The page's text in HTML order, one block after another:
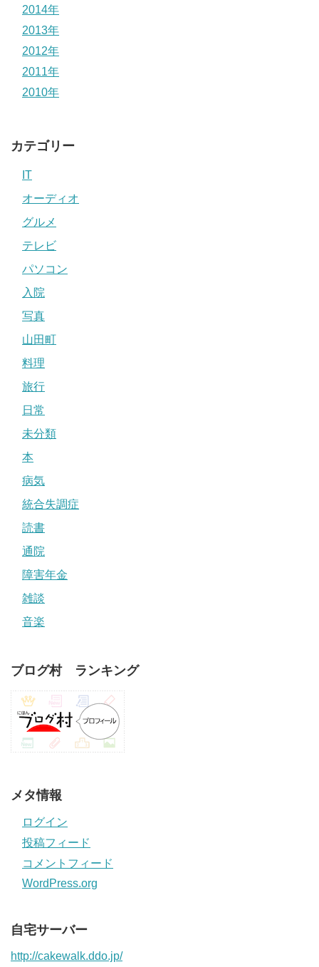
2014年
2013年
2012年
2011年
2010年
カテゴリー
IT
オーディオ
グルメ
テレビ
パソコン
入院
写真
山田町
料理
旅行
日常
未分類
本
病気
統合失調症
読書
通院
障害年金
雑談
音楽
ブログ村 ランキング
メタ情報
ログイン
投稿フィード
コメントフィード
WordPress.org
自宅サーバー
http://cakewalk.ddo.jp/